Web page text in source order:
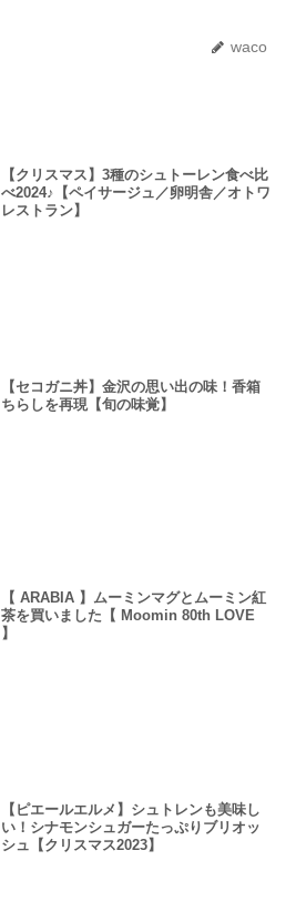
waco
【クリスマス】3種のシュトーレン食べ比
べ2024♪【ペイサージュ／卵明舎／オトワ
レストラン】
【セコガニ丼】金沢の思い出の味！香箱
ちらしを再現【旬の味覚】
【 ARABIA 】ムーミンマグとムーミン紅
茶を買いました【 Moomin 80th LOVE
】
【ピエールエルメ】シュトレンも美味し
い！シナモンシュガーたっぷりブリオッ
シュ【クリスマス2023】